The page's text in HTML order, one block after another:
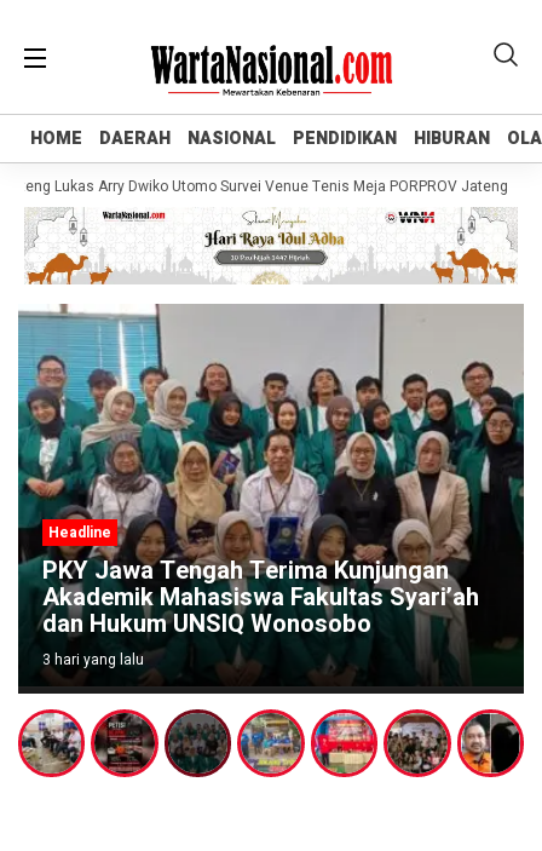
HOME DAERAH NASIONAL PENDIDIKAN HIBURAN
HOME DAERAH NASIONAL PENDIDIKAN HIBURAN
Lukas Arry Dwiko Utomo Survei Venue Tenis Meja PORPROV Jateng XVII
Headline
PKY Jawa Tengah Terima Kunjungan
Akademik Mahasiswa Fakultas Syari’ah
dan Hukum UNSIQ Wonosobo
3 hari yang lalu